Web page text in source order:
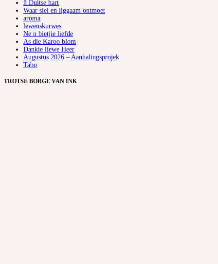
ñ Duitse hart
Waar siel en liggaam ontmoet
aroma
lewenskurwes
Ne n bietjie liefde
As die Karoo blom
Dankie liewe Heer
Augustus 2026 – Aanhalingsprojek
Tabo
TROTSE BORGE VAN INK